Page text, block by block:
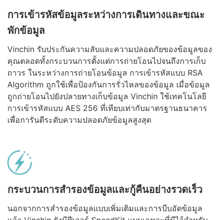
การเข้ารหัสข้อมูลระหว่างการเดินทางและขณะ
พักข้อมูล
Vinchin รับประกันความลับและความปลอดภัยของข้อมูลของ
คุณตลอดทั้งกระบวนการตั้งแต่การถ่ายโอนไปจนถึงการเก็บ
ถาวร ในระหว่างการถ่ายโอนข้อมูล การเข้ารหัสแบบ RSA
Algorithm ถูกใช้เพื่อป้องกันการรั่วไหลของข้อมูล เมื่อข้อมูล
ถูกถ่ายโอนไปยังปลายทางเก็บข้อมูล Vinchin ใช้เทคโนโลยี
การเข้ารหัสแบบ AES 256 ที่เทียบเท่ากับมาตรฐานธนาคาร
เพื่อการันตีระดับความปลอดภัยข้อมูลสูงสุด
กระบวนการสำรองข้อมูลและกู้คืนอย่างรวดเร็ว
นอกจากการสำรองข้อมูลแบบเพิ่มเติมและการบีบอัดข้อมูล